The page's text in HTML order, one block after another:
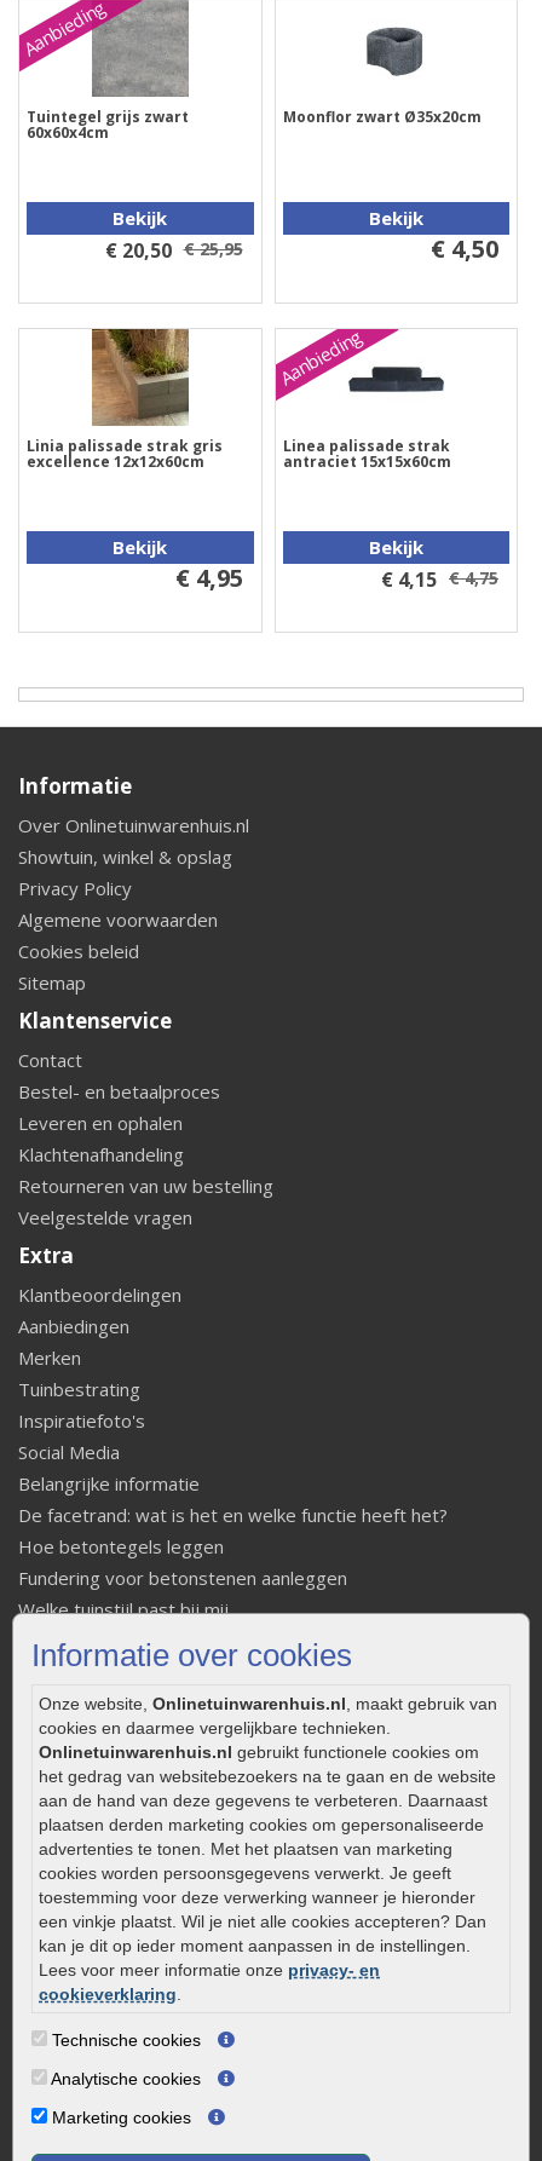
Informatie over cookies
Onze website, Onlinetuinwarenhuis.nl, maakt gebruik van
cookies en daarmee vergelijkbare technieken.
Onlinetuinwarenhuis.nl gebruikt functionele cookies om
het gedrag van websitebezoekers na te gaan en de website
aan de hand van deze gegevens te verbeteren. Daarnaast
plaatsen derden marketing cookies om gepersonaliseerde
advertenties te tonen. Met het plaatsen van marketing
cookies worden persoonsgegevens verwerkt. Je geeft
toestemming voor deze verwerking wanneer je hieronder
een vinkje plaatst. Wil je niet alle cookies accepteren? Dan
kan je dit op ieder moment aanpassen in de instellingen.
Lees voor meer informatie onze privacy- en
cookieverklaring.
Technische cookies
Analytische cookies
Marketing cookies
Aanbieding
Tuintegel grijs zwart
60x60x4cm
Bekijk
€ 20,50 € 25,95
Moonflor zwart Ø35x20cm
Bekijk
€ 4,50
Linia palissade strak gris
excellence 12x12x60cm
Bekijk
€ 4,95
Aanbieding
Linea palissade strak
antraciet 15x15x60cm
Bekijk
€ 4,15 € 4,75
Informatie
Over Onlinetuinwarenhuis.nl
Showtuin, winkel & opslag
Privacy Policy
Algemene voorwaarden
Cookies beleid
Sitemap
Klantenservice
Contact
Bestel- en betaalproces
Leveren en ophalen
Klachtenafhandeling
Retourneren van uw bestelling
Veelgestelde vragen
Extra
Klantbeoordelingen
Aanbiedingen
Merken
Tuinbestrating
Inspiratiefoto's
Social Media
Belangrijke informatie
De facetrand: wat is het en welke functie heeft het?
Hoe betontegels leggen
Fundering voor betonstenen aanleggen
Welke tuinstijl past bij mij
Strakke tuin inrichten
Legverbanden gebakken bestrating
Onderhoud van gebakken bestrating
Aanlegtips voor gebakken bestrating
Zelf een terras aanleggen
Kleine stadstuin inrichten
0320 – 219170
Kaapstanderweg 41
8243 RB Lelystad
info@onlinetuinwarenhuis.nl
Routebeschrijving
Openingstijden
Maandag
Dinsdag
Woensdag